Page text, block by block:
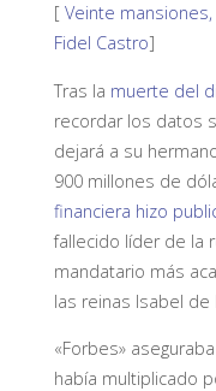
[ Veinte
Fidel Castro]
Tras la muerte del
recordar los datos
dejará a su
900 millones de
financiera hizo
fallecido líder de la
mandatario más
las reinas Isabel de
«Forbes»
había multiplicado